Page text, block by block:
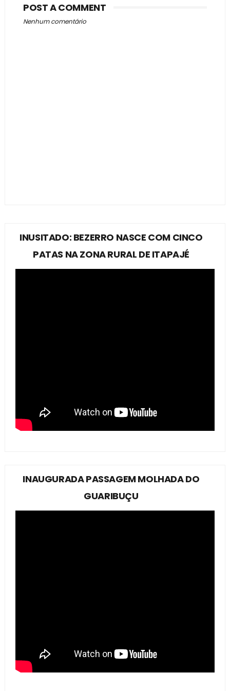
POST A COMMENT
Nenhum comentário
INUSITADO: BEZERRO NASCE COM CINCO
PATAS NA ZONA RURAL DE ITAPAJÉ
INAUGURADA PASSAGEM MOLHADA DO
GUARIBUÇU